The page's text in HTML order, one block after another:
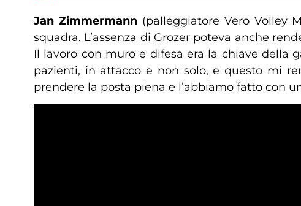
Jan Zimmermann(palleggiatore Vero Volley
squadra. L’assenza di Grozer poteva anche
Il lavoro con muro e difesa era la chiave della
pazienti, in attacco e non solo, e questo mi
prendere la posta piena e l’abbiamo fatto con